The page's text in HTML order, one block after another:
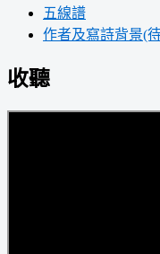
五線譜
作者及寫詩背景(
收聽